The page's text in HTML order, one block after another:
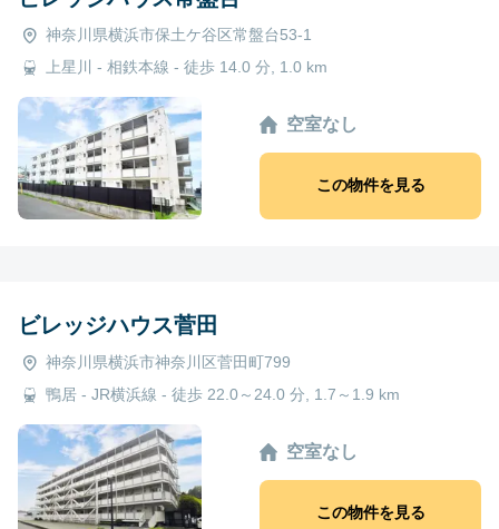
神奈川県横浜市保土ケ谷区常盤台53-1
上星川 - 相鉄本線 - 徒歩 14.0 分, 1.0 km
空室なし
この物件を見る
ビレッジハウス菅田
神奈川県横浜市神奈川区菅田町799
鴨居 - JR横浜線 - 徒歩 22.0～24.0 分, 1.7～1.9 km
空室なし
この物件を見る